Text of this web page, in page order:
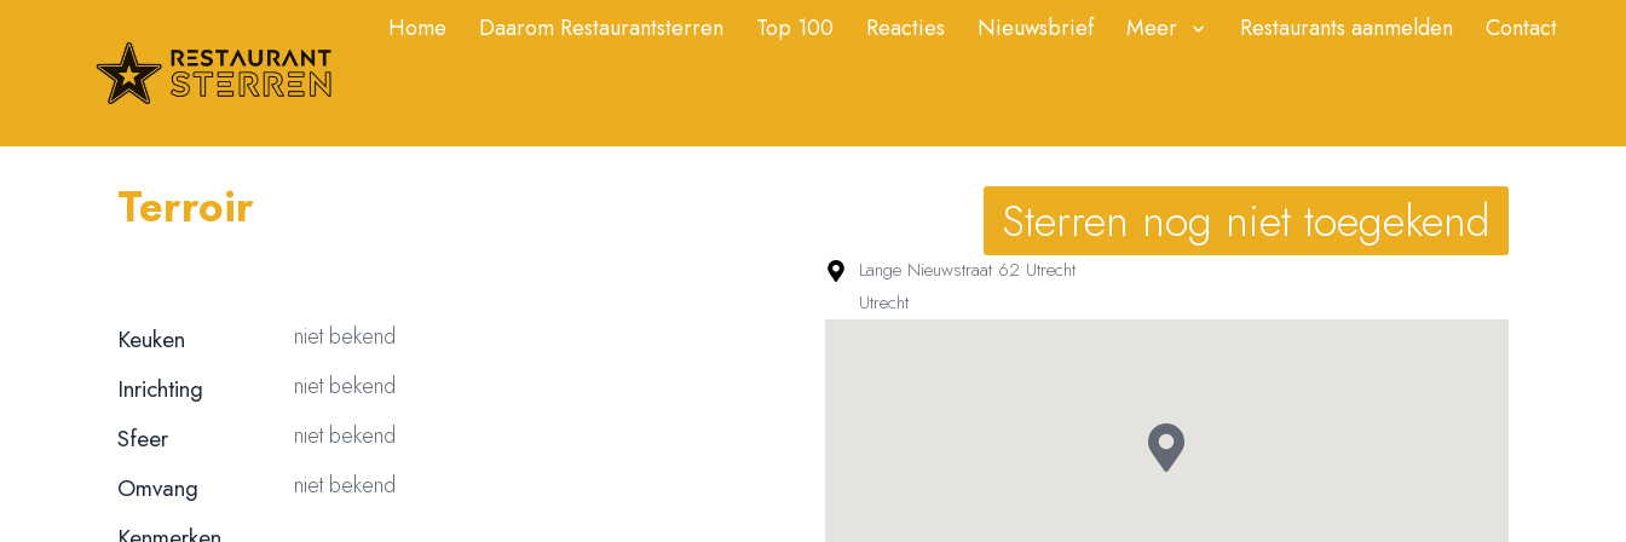
Home Daarom Restaurantsterren Top 100 Reacties Nieuwsbrief Meer Restaurants aanmelden Contact
Terroir Sterren nog niet toegekend
Keuken niet bekend
Inrichting niet bekend
Sfeer niet bekend
Omvang niet bekend
Lange Nieuwstraat 62 Utrecht
Utrecht